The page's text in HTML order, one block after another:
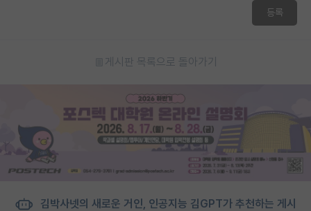
등록
게시판 목록으로 돌아가기
김박사넷의 새로운 거인, 인공지능 김GPT가 추천하는 게시